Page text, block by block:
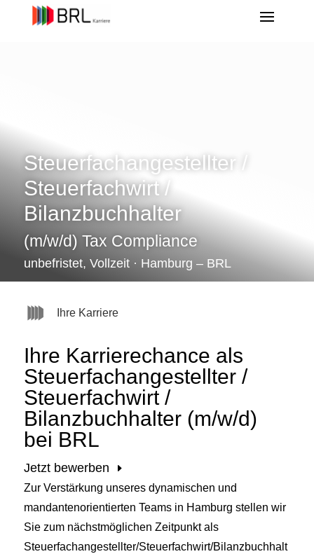
Steuerfachangestellter /
Steuerfachwirt /
Bilanzbuchhalter
(m/w/d) Tax Compliance
unbefristet, Vollzeit · Hamburg – BRL
Ihre Karriere
Ihre Karrierechance als
Steuerfachangestellter /
Steuerfachwirt /
Bilanzbuchhalter (m/w/d)
bei BRL
Jetzt bewerben
Zur Verstärkung unseres dynamischen und
mandantenorientierten Teams in Hamburg stellen wir
Sie zum nächstmöglichen Zeitpunkt als
Steuerfachangestellter/Steuerfachwirt/Bilanzbuchhalt